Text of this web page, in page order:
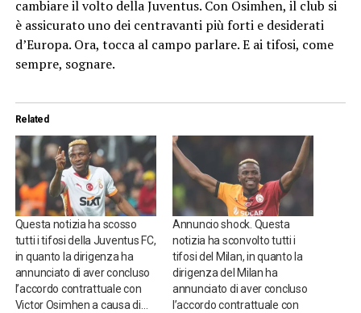
cambiare il volto della Juventus. Con Osimhen, il club si
è assicurato uno dei centravanti più forti e desiderati
d’Europa. Ora, tocca al campo parlare. E ai tifosi, come
sempre, sognare.
Related
Questa notizia ha scosso
tutti i tifosi della Juventus FC,
in quanto la dirigenza ha
annunciato di aver concluso
l’accordo contrattuale con
Victor Osimhen a causa di…
Annuncio shock. Questa
notizia ha sconvolto tutti i
tifosi del Milan, in quanto la
dirigenza del Milan ha
annunciato di aver concluso
l’accordo contrattuale con